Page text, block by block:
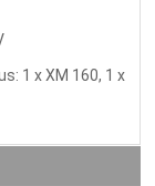
1 x XM 160, 1 x